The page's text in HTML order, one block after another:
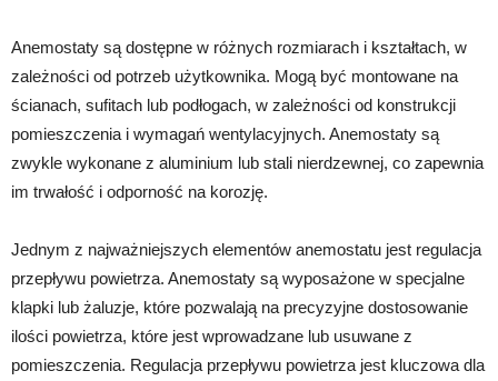
Anemostaty są dostępne w różnych rozmiarach i kształtach, w
zależności od potrzeb użytkownika. Mogą być montowane na
ścianach, sufitach lub podłogach, w zależności od konstrukcji
pomieszczenia i wymagań wentylacyjnych. Anemostaty są
zwykle wykonane z aluminium lub stali nierdzewnej, co zapewnia
im trwałość i odporność na korozję.
Jednym z najważniejszych elementów anemostatu jest regulacja
przepływu powietrza. Anemostaty są wyposażone w specjalne
klapki lub żaluzje, które pozwalają na precyzyjne dostosowanie
ilości powietrza, które jest wprowadzane lub usuwane z
pomieszczenia. Regulacja przepływu powietrza jest kluczowa dla